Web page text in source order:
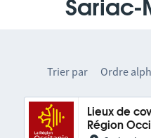
Sariac-
Trier par Ordre
Lieux de
Région